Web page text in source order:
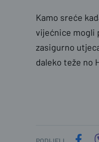
Kamo sreće
vijećnice mogli
zasigurno
daleko teže no